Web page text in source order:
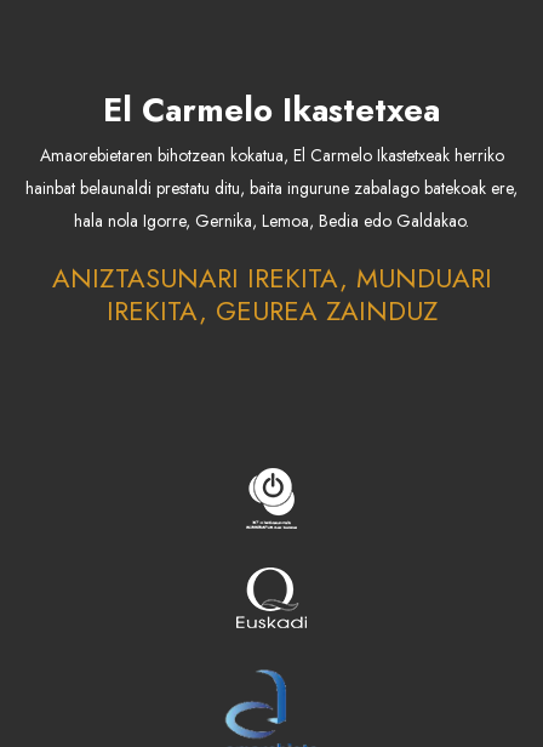
El Carmelo Ikastetxea
Amaorebietaren bihotzean kokatua, El Carmelo Ikastetxeak herriko
hainbat belaunaldi prestatu ditu, baita ingurune zabalago batekoak ere,
hala nola Igorre, Gernika, Lemoa, Bedia edo Galdakao.
ANIZTASUNARI IREKITA, MUNDUARI
IREKITA, GEUREA ZAINDUZ